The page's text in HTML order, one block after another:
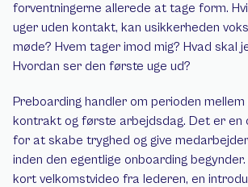
forventningerne allerede at tage form.
uger uden kontakt, kan usikkerheden
møde? Hvem tager imod mig? Hvad skal
Hvordan ser den første uge ud?
Preboarding handler om perioden
kontrakt og første arbejdsdag. Det er en
for at skabe tryghed og give
inden den egentlige onboarding
kort velkomstvideo fra lederen, en